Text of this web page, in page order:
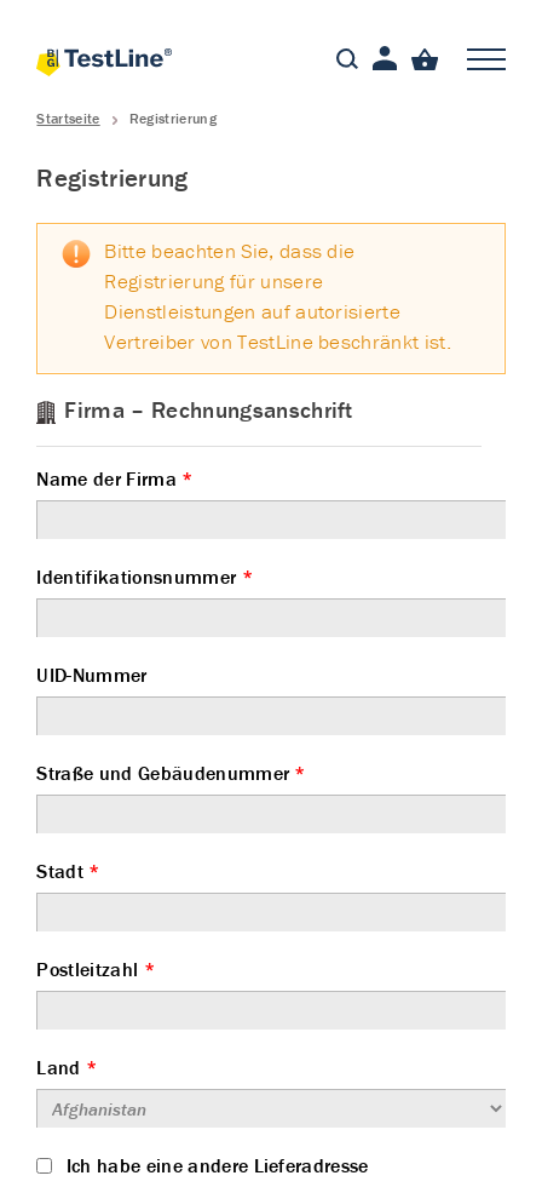
Startseite Registrierung
Registrierung
Bitte beachten Sie, dass die
Registrierung für unsere
Dienstleistungen auf autorisierte
Vertreiber von TestLine beschränkt ist.
Firma – Rechnungsanschrift
Name der Firma *
Identifikationsnummer *
UID-Nummer
Straße und Gebäudenummer *
Stadt *
Postleitzahl *
Land *
Ich habe eine andere Lieferadresse